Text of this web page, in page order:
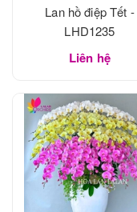
Lan hồ điệp Tết -
LHD1235
Liên hệ